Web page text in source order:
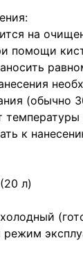
на
помощи
(обычно
к
л)